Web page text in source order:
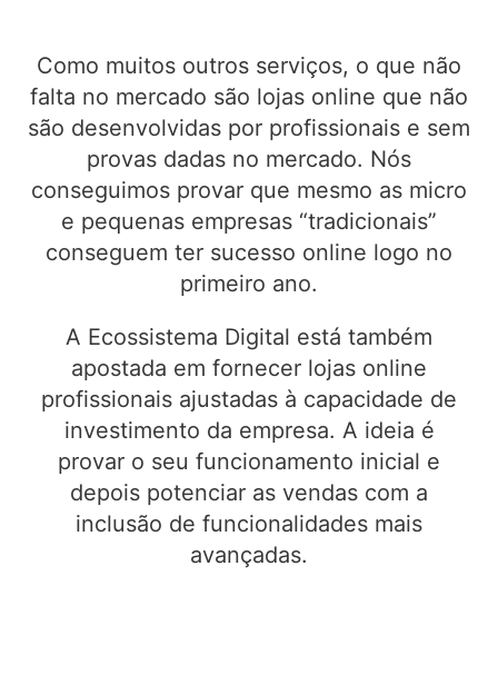
Como muitos outros serviços, o que não
falta no mercado são lojas online que não
são desenvolvidas por profissionais e sem
provas dadas no mercado. Nós
conseguimos provar que mesmo as micro
e pequenas empresas “tradicionais”
conseguem ter sucesso online logo no
primeiro ano.
A Ecossistema Digital está também
apostada em fornecer lojas online
profissionais ajustadas à capacidade de
investimento da empresa. A ideia é
provar o seu funcionamento inicial e
depois potenciar as vendas com a
inclusão de funcionalidades mais
avançadas.